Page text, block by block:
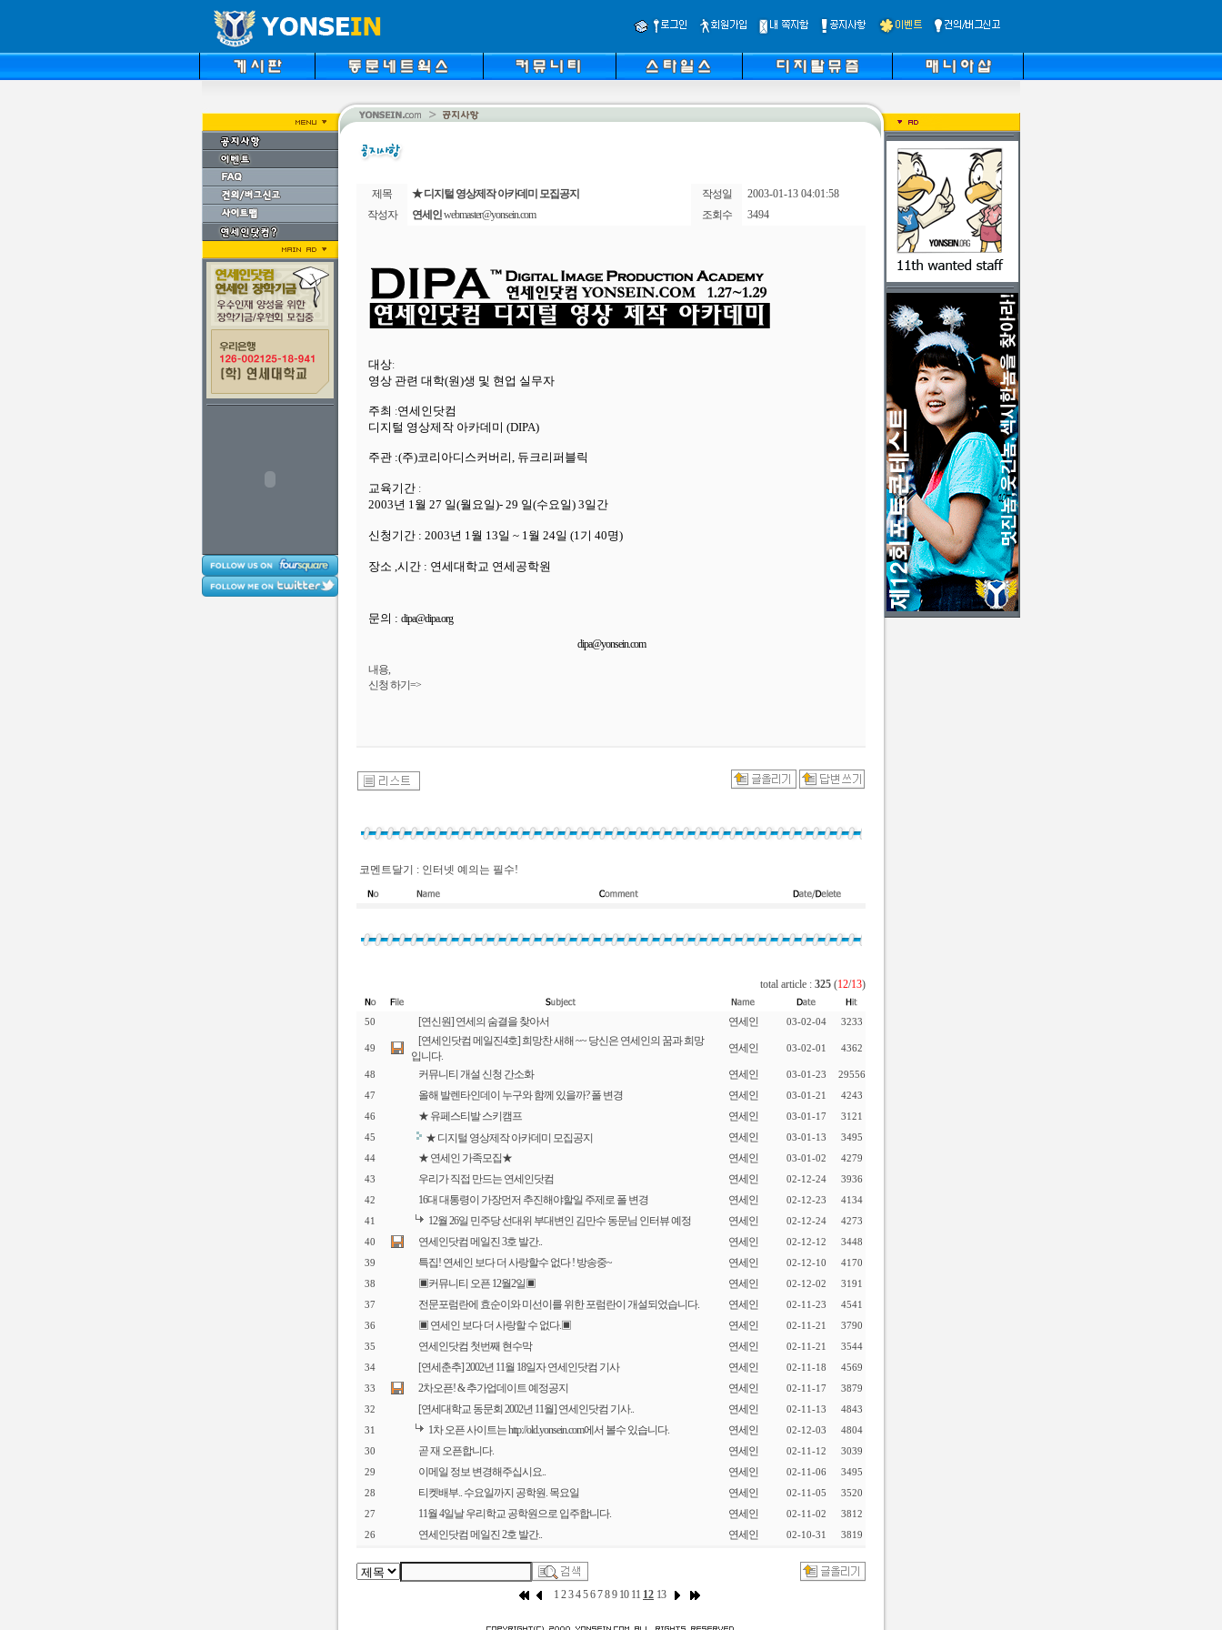
제목 ★ 디지털 영상제작 아카데미 모집공지 작성일
2003-01-13 04:01:58
작성자
연세인webmaster@yonsein.com 조회수 3494
대상:
영상 관련 대학(원)생 및 현업 실무자
주최 :연세인닷컴
디지털 영상제작 아카데미 (DIPA)
주관 :(주)코리아디스커버리, 듀크리퍼블릭
교육기간 :
2003년 1월 27 일(월요일)- 29 일(수요일) 3일간
신청기간 : 2003년 1월 13일 ~ 1월 24일 (1기 40명)
장소 ,시간 : 연세대학교 연세공학원
문의 : dipa@dipa.org
dipa@yonsein.com
내용,
신청 하기=>
코멘트달기 : 인터넷 예의는 필수!
total article : 325 (12/13)
50 [연신원] 연세의 숨결을 찾아서 연세인 03-02-04 3233
49
[연세인닷컴 메일진4호] 희망찬 새해 ~~ 당신은 연세인의 꿈과 희망
입니다.
연세인 03-02-01 4362
48 커뮤니티 개설 신청 간소화 연세인 03-01-23 29556
47 올해 발렌타인데이 누구와 함께 있을까? 폴 변경 연세인 03-01-21 4243
46 ★ 유페스티발 스키캠프 연세인 03-01-17 3121
45 ★ 디지털 영상제작 아카데미 모집공지 연세인 03-01-13 3495
44 ★ 연세인 가족모집★ 연세인 03-01-02 4279
43 우리가 직접 만드는 연세인닷컴 연세인 02-12-24 3936
42 16대 대통령이 가장먼저 추진해야할일 주제로 폴 변경 연세인 02-12-23 4134
41 12월 26일 민주당 선대위 부대변인 김만수 동문님 인터뷰 예정 연세인 02-12-24 4273
40 연세인닷컴 메일진 3호 발간.. 연세인 02-12-12 3448
39 특집! 연세인 보다 더 사랑할수 없다 ! 방송중~ 연세인 02-12-10 4170
38 ▣커뮤니티 오픈 12월2일▣ 연세인 02-12-02 3191
37 전문포럼란에 효순이와 미선이를 위한 포럼란이 개설되었습니다. 연세인 02-11-23 4541
36 ▣ 연세인 보다 더 사랑할 수 없다.▣ 연세인 02-11-21 3790
35 연세인닷컴 첫번째 현수막 연세인 02-11-21 3544
34 [연세춘추] 2002년 11월 18일자 연세인닷컴 기사 연세인 02-11-18 4569
33 2차오픈! & 추가업데이트 예정공지 연세인 02-11-17 3879
32 [연세대학교 동문회 2002년 11월] 연세인닷컴 기사.. 연세인 02-11-13 4843
31 1차 오픈 사이트는 http://old.yonsein.com에서 볼수 있습니다. 연세인 02-12-03 4804
30 곧 재 오픈합니다. 연세인 02-11-12 3039
29 이메일 정보 변경해주십시요.. 연세인 02-11-06 3495
28 티켓배부.. 수요일까지 공학원. 목요일 연세인 02-11-05 3520
27 11월 4일날 우리학교 공학원으로 입주합니다. 연세인 02-11-02 3812
26 연세인닷컴 메일진 2호 발간.. 연세인 02-10-31 3819
1 2 3 4 5 6 7 8 9 10 11 12 13